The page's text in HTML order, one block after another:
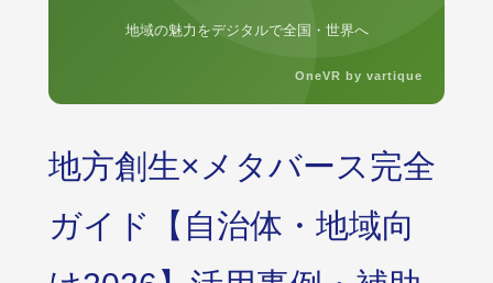
地域の魅力をデジタルで全国・世界へ
OneVR by vartique
地方創生×メタバース完全
ガイド【自治体・地域向